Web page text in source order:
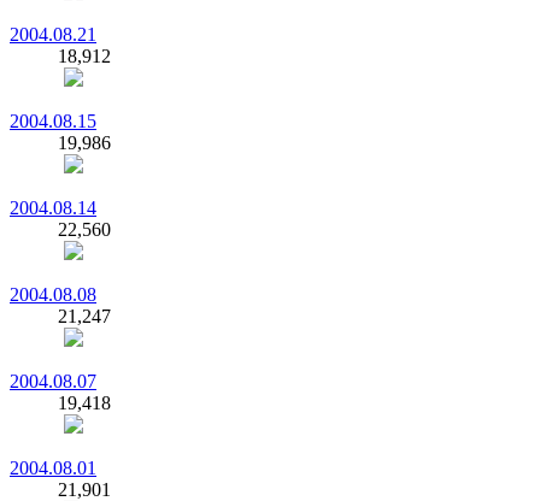
2004.08.21
18,912
2004.08.15
19,986
2004.08.14
22,560
2004.08.08
21,247
2004.08.07
19,418
2004.08.01
21,901